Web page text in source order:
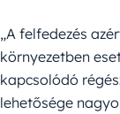
„A felfedezés
környezetben
kapcsolódó
lehetősége